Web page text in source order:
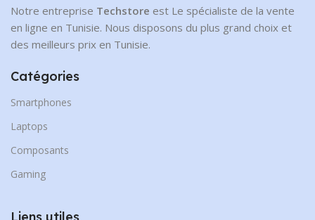
Notre entreprise Techstore est Le spécialiste de la vente
en ligne en Tunisie. Nous disposons du plus grand choix et
des meilleurs prix en Tunisie.
Catégories
Smartphones
Laptops
Composants
Gaming
Liens utiles